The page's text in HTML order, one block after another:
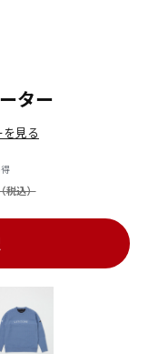
ター
を見る